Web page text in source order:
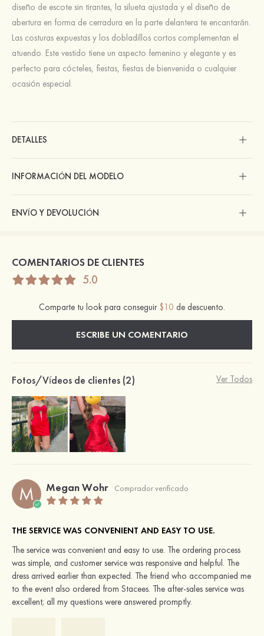
diseño de escote sin tirantes, la silueta ajustada y el diseño de
abertura en forma de cerradura en la parte delantera te encantarán.
Las costuras expuestas y los dobladillos cortos complementan el
atuendo. Este vestido tiene un aspecto femenino y elegante y es
perfecto para cócteles, fiestas, fiestas de bienvenida o cualquier
ocasión especial.
DETALLES
INFORMACIÓN DEL MODELO
ENVÍO Y DEVOLUCIÓN
COMENTARIOS DE CLIENTES
5.0
Comparte tu look para conseguir $10 de descuento.
ESCRIBE UN COMENTARIO
Fotos/Vídeos de clientes (2) Ver Todos
M Megan Wohr Comprador verificado
THE SERVICE WAS CONVENIENT AND EASY TO USE.
The service was convenient and easy to use. The ordering process
was simple, and customer service was responsive and helpful. The
dress arrived earlier than expected. The friend who accompanied me
to the event also ordered from Stacees. The after-sales service was
excellent; all my questions were answered promptly.